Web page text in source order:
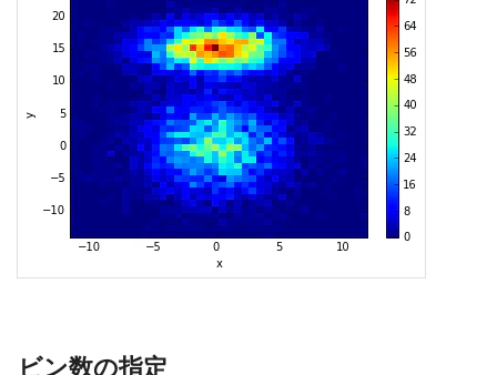
ビン数の指定